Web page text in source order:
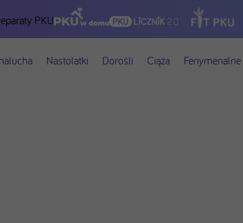
PKU
Nastolatki Dorośli Ciąża